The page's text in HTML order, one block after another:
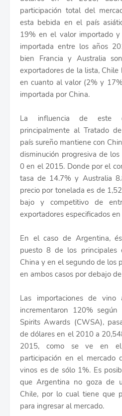
participación total del
esta bebida en el país
19% en el valor importado
importada entre los años
bien Francia y Australia
exportadores de la lista,
en cuanto al valor (2% y
importada por China.
La influencia de este
principalmente al Tratado
país sureño mantiene con
disminución progresiva de
0 en el 2015. Donde por el
tasa de 14.7% y Australia
precio por tonelada es de
bajo y competitivo de
exportadores especificados
En el caso de Argentina,
puesto 8 de los principales
China y en el segundo de los
en ambos casos por debajo
Las importaciones de
incrementaron 120%
Spirits Awards (CWSA),
de dólares en el 2010 a
2015, como se ve en el
participación en el mercado
vinos es de sólo 1%. Es
que Argentina no goza de
Chile, por lo cual tiene que
para ingresar al mercado.